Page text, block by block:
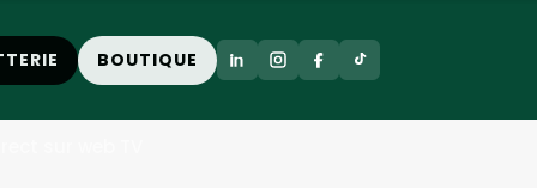
BOUTIQUE
en